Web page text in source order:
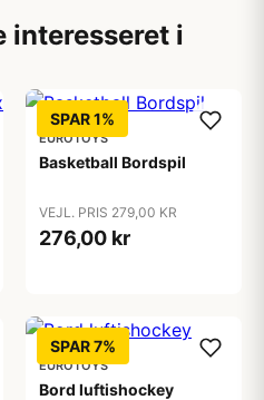
interesseret i
SPAR 1%
EUROTOYS
Basketball Bordspil
VEJL. PRIS 279,00 KR
276,00 kr
SPAR 7%
EUROTOYS
Bord luftishockey